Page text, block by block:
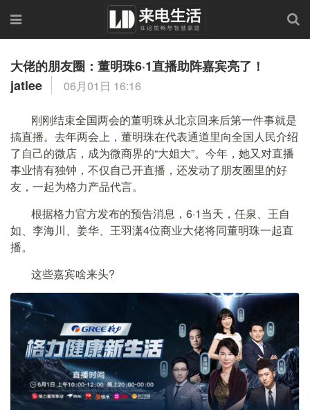
大佬的朋友圈：董明珠6·1直播助阵嘉宾亮了！
jatlee
06月01日 16:16
刚刚结束全国两会的董明珠从北京回来后第一件事就是
搞直播。去年两会上，董明珠在代表通道里向全国人民介绍
了自己的微店，成为微商界的“大姐大”。今年，她又对直播
事业情有独钟，不仅自己开直播，还发动了朋友圈里的好
友，一起为格力产品代言。
根据格力官方发布的预告消息，6·1当天，任泉、王自
如、李海川、姜华、王羽潇4位商业大佬将同董明珠一起直
播。
这些嘉宾啥来头?